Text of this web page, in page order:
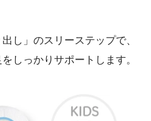
し」のスリーステップで、
しっかりサポートします。